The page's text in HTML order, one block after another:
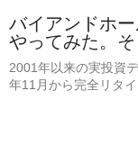
バイアンドホ
やってみた。
2001年以来の実投資
年11月から完全リタ